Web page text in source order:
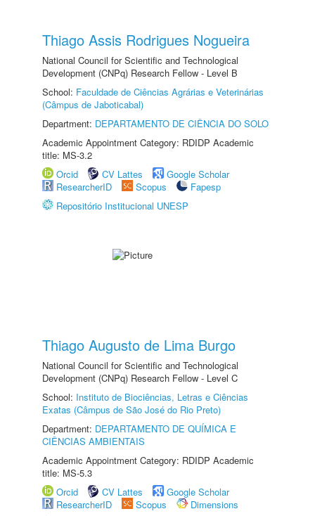
Thiago Assis Rodrigues Nogueira
National Council for Scientific and Technological
Development (CNPq) Research Fellow - Level B
School: Faculdade de Ciências Agrárias e Veterinárias
(Câmpus de Jaboticabal)
Department: DEPARTAMENTO DE CIÊNCIA DO SOLO
Academic Appointment Category: RDIDP Academic
title: MS-3.2
Orcid
CV Lattes
Google Scholar
ResearcherID
Scopus
Fapesp
Repositório Institucional UNESP
Thiago Augusto de Lima Burgo
National Council for Scientific and Technological
Development (CNPq) Research Fellow - Level C
School: Instituto de Biociências, Letras e Ciências
Exatas (Câmpus de São José do Rio Preto)
Department: DEPARTAMENTO DE QUÍMICA E
CIÊNCIAS AMBIENTAIS
Academic Appointment Category: RDIDP Academic
title: MS-5.3
Orcid
CV Lattes
Google Scholar
ResearcherID
Scopus
Dimensions